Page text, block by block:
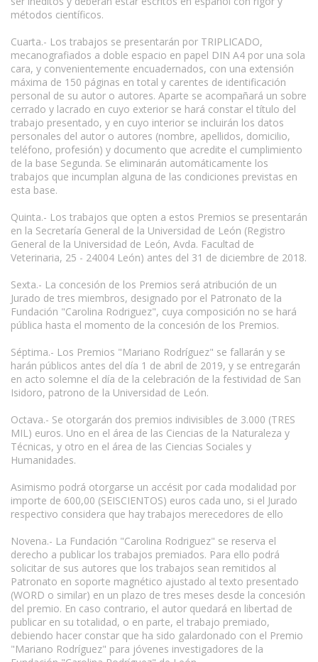
métodos científicos.
Cuarta.- Los trabajos se presentarán por TRIPLICADO,
mecanografiados a doble espacio en papel DIN A4 por una sola
cara, y convenientemente encuadernados, con una extensión
máxima de 150 páginas en total y carentes de identificación
personal de su autor o autores. Aparte se acompañará un sobre
cerrado y lacrado en cuyo exterior se hará constar el título del
trabajo presentado, y en cuyo interior se incluirán los datos
personales del autor o autores (nombre, apellidos, domicilio,
teléfono, profesión) y documento que acredite el cumplimiento
de la base Segunda. Se eliminarán automáticamente los
trabajos que incumplan alguna de las condiciones previstas en
esta base.
Quinta.- Los trabajos que opten a estos Premios se presentarán
en la Secretaría General de la Universidad de León (Registro
General de la Universidad de León, Avda. Facultad de
Veterinaria, 25 - 24004 León) antes del 31 de diciembre de 2018.
Sexta.- La concesión de los Premios será atribución de un
Jurado de tres miembros, designado por el Patronato de la
Fundación "Carolina Rodriguez", cuya composición no se hará
pública hasta el momento de la concesión de los Premios.
Séptima.- Los Premios "Mariano Rodríguez" se fallarán y se
harán públicos antes del día 1 de abril de 2019, y se entregarán
en acto solemne el día de la celebración de la festividad de San
Isidoro, patrono de la Universidad de León.
Octava.- Se otorgarán dos premios indivisibles de 3.000 (TRES
MIL) euros. Uno en el área de las Ciencias de la Naturaleza y
Técnicas, y otro en el área de las Ciencias Sociales y
Humanidades.
Asimismo podrá otorgarse un accésit por cada modalidad por
importe de 600,00 (SEISCIENTOS) euros cada uno, si el Jurado
respectivo considera que hay trabajos merecedores de ello
Novena.- La Fundación "Carolina Rodriguez" se reserva el
derecho a publicar los trabajos premiados. Para ello podrá
solicitar de sus autores que los trabajos sean remitidos al
Patronato en soporte magnético ajustado al texto presentado
(WORD o similar) en un plazo de tres meses desde la concesión
del premio. En caso contrario, el autor quedará en libertad de
publicar en su totalidad, o en parte, el trabajo premiado,
debiendo hacer constar que ha sido galardonado con el Premio
"Mariano Rodríguez" para jóvenes investigadores de la